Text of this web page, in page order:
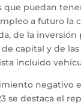
que puedan
a futuro la
de la inversión
capital y de
incluido
negativo
se destaca el